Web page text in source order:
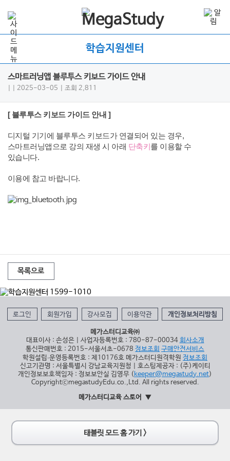
학습지원센터
스마트러닝앱 블루투스 키보드 가이드 안내
| 2025-03-05 | 조회 2,811
[ 블루투스 키보드 가이드 안내 ]
디지털 기기에 블루투스 키보드가 연결되어 있는 경우,
스마트러닝앱으로 강의 재생 시 아래 단축키 를 이용할 수
있습니다.
이용에 참고 바랍니다.
목록으로
로그인 회원가입 강사모집 이용약관 개인정보처리방침
메가스터디교육㈜
대표이사 : 손성은 | 사업자등록번호 : 780-87-00034 회사소개
통신판매번호 : 2015-서울서초-0678 정보조회 구매안전서비스
학원설립∙운영등록번호 : 제10176호 메가스터디원격학원 정보조회
신고기관명 : 서울특별시 강남교육지원청 | 호스팅제공자 : (주)케이티
개인정보보호책임자 : 정보보안실 김영무 ( keeper@megastudy.net)
CopyrightⓒmegastudyEdu.co.,Ltd. All rights reserved.
메가스터디교육 스토어
태블릿 모드 홈 가기 >